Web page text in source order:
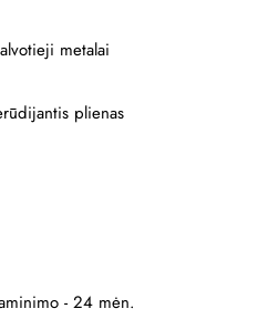
metalai
plienas
- 24 mėn.